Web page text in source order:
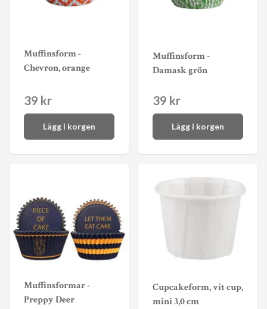
Muffinsform -
Chevron, orange
39 kr
Lägg i korgen
Muffinsform -
Damask grön
39 kr
Lägg i korgen
Muffinsformar -
Preppy Deer
Cupcakeform, vit cup,
mini 3,0 cm